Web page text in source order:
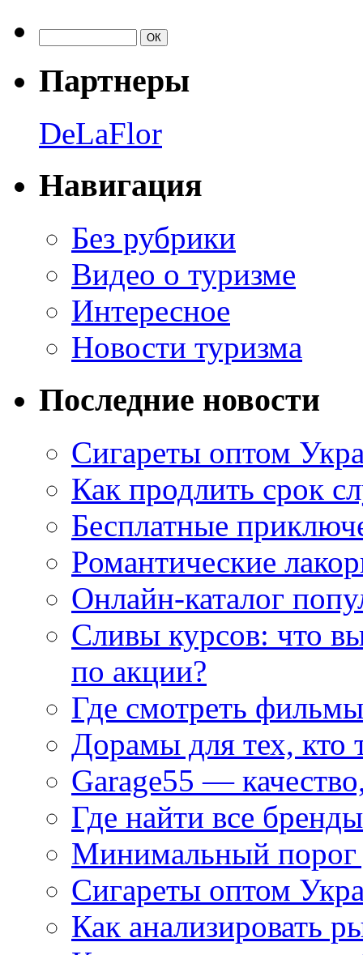
Партнеры
DeLaFlor
Навигация
Без рубрики
Видео о туризме
Интересное
Новости туризма
Последние новости
Сигареты оптом
Как продлить срок
Бесплатные
Романтические
Онлайн-каталог
Сливы курсов: что
по акции?
Где смотреть
Дорамы для тех, кто
Garage55 —
Где найти все
Минимальный порог
Сигареты оптом
Как анализировать